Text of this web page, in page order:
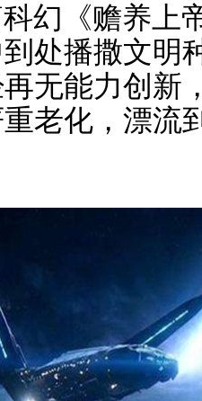
幻《赡养上
处播撒文明
无能力创新
老化，漂流